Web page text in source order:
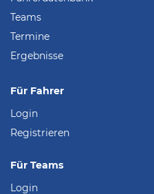
Teams
Termine
Ergebnisse
Für Fahrer
Login
Registrieren
Für Teams
Login